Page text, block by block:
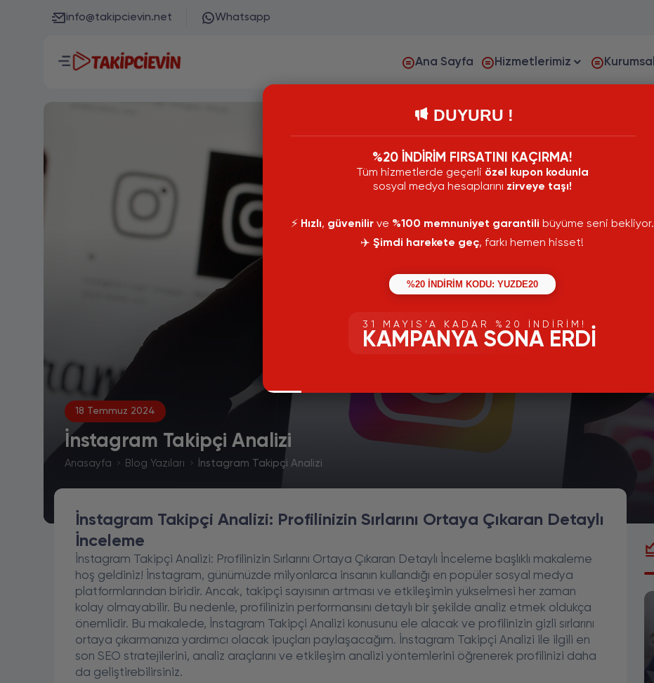
info@takipcievin.net Whatsapp
Ana Sayfa Hizmetlerimiz Kurumsal
18 Temmuz 2024
İnstagram Takipçi Analizi
Anasayfa Blog Yazıları İnstagram Takipçi Analizi
İnstagram Takipçi Analizi: Profilinizin Sırlarını Ortaya Çıkaran Detaylı
İnceleme
İnstagram Takipçi Analizi: Profilinizin Sırlarını Ortaya Çıkaran Detaylı İnceleme başlıklı makaleme
hoş geldiniz! İnstagram, günümüzde milyonlarca insanın kullandığı en popüler sosyal medya
platformlarından biridir. Ancak, takipçi sayısının artması ve etkileşimin yükselmesi her zaman
kolay olmayabilir. Bu nedenle, profilinizin performansını detaylı bir şekilde analiz etmek oldukça
önemlidir. Bu makalede, İnstagram Takipçi Analizi konusunu ele alacak ve profilinizin gizli sırlarını
ortaya çıkarmanıza yardımcı olacak ipuçları paylaşacağım. İnstagram Takipçi Analizi ile ilgili en
son SEO stratejilerini, analiz araçlarını ve etkileşim analizi yöntemlerini öğrenerek profilinizi daha
da geliştirebilirsiniz.
DUYURU !
%20 İNDİRİM FIRSATINI KAÇIRMA!
Tüm hizmetlerde geçerli özel kupon kodunla
sosyal medya hesaplarını zirveye taşı!
⚡️ Hızlı, güvenilirve %100 memnuniyet garantili büyüme seni bekliyor.
✈️ Şimdi harekete geç, farkı hemen hisset!
%20 İNDİRİM KODU: YUZDE20
31 MAYIS’A KADAR %20 İNDIRIM!
KAMPANYA SONA ERDI